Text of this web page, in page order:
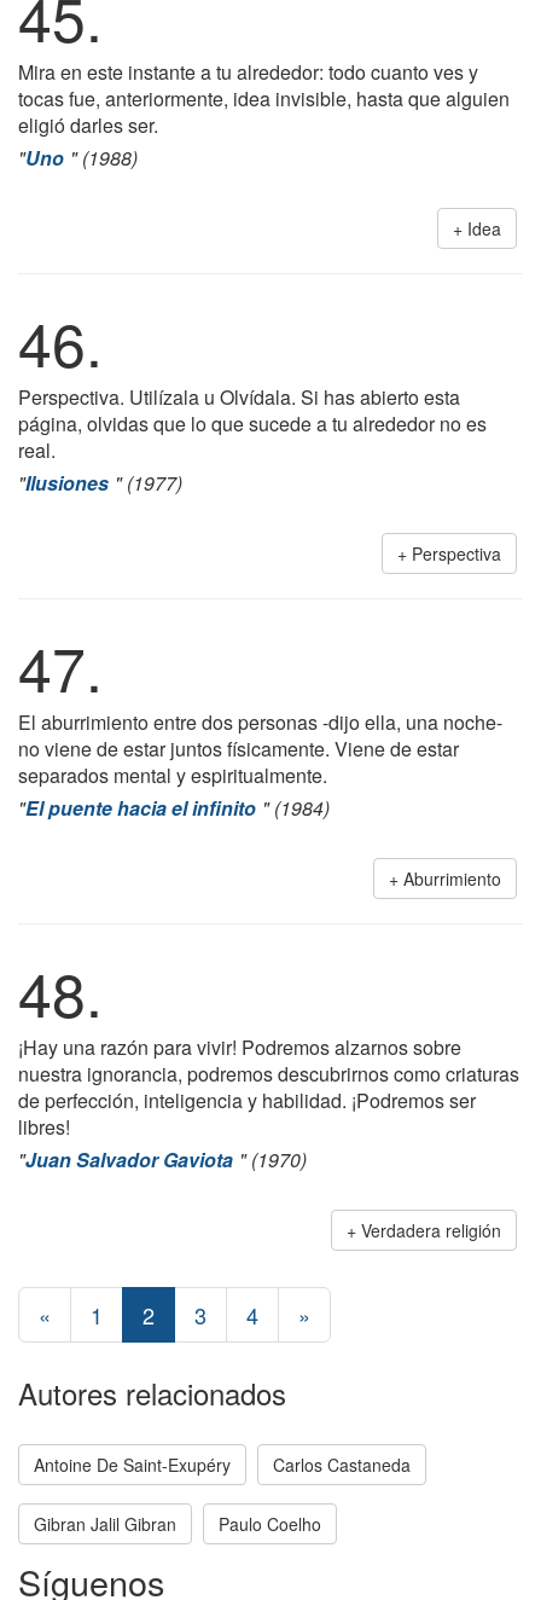
Mira en este instante a tu alrededor: todo cuanto ves y
tocas fue, anteriormente, idea invisible, hasta que alguien
eligió darles ser.
"Uno " (1988)
Idea
46.
Perspectiva. Utilízala u Olvídala. Si has abierto esta
página, olvidas que lo que sucede a tu alrededor no es
real.
"Ilusiones " (1977)
Perspectiva
47.
El aburrimiento entre dos personas -dijo ella, una noche-
no viene de estar juntos físicamente. Viene de estar
separados mental y espiritualmente.
"El puente hacia el infinito " (1984)
Aburrimiento
48.
¡Hay una razón para vivir! Podremos alzarnos sobre
nuestra ignorancia, podremos descubrirnos como criaturas
de perfección, inteligencia y habilidad. ¡Podremos ser
libres!
"Juan Salvador Gaviota " (1970)
Verdadera religión
« 1 2 3 4 »
Autores relacionados
Antoine De Saint-Exupéry Carlos Castaneda
Gibran Jalil Gibran Paulo Coelho
Síguenos